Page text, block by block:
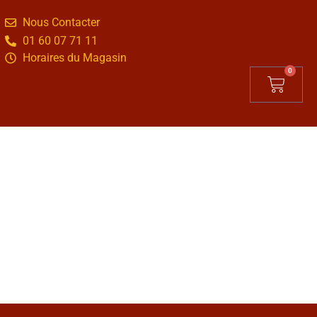
Nous Contacter
01 60 07 71 11
Horaires du Magasin
0